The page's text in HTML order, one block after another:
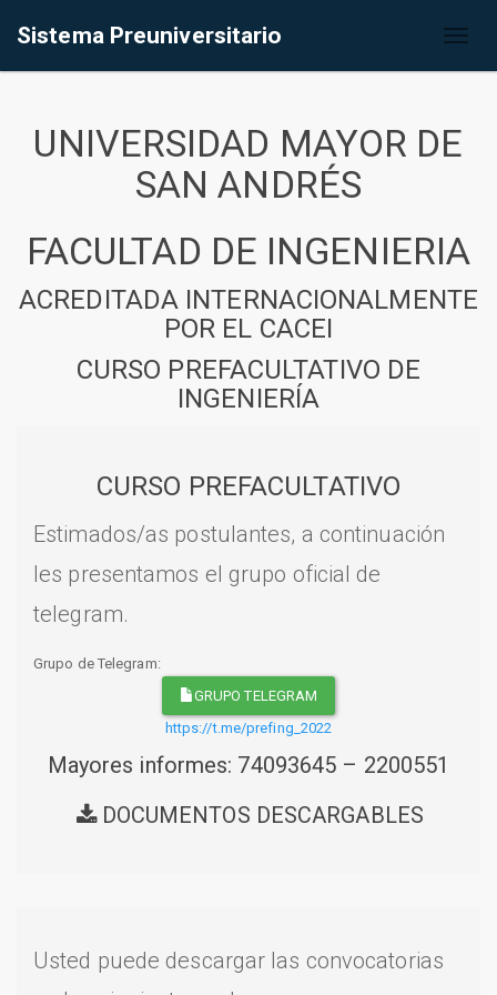
Sistema Preuniversitario
UNIVERSIDAD MAYOR DE
SAN ANDRÉS
FACULTAD DE INGENIERIA
ACREDITADA INTERNACIONALMENTE
POR EL CACEI
CURSO PREFACULTATIVO DE
INGENIERÍA
CURSO PREFACULTATIVO
Estimados/as postulantes, a continuación
les presentamos el grupo oficial de
telegram.
Grupo de Telegram:
GRUPO TELEGRAM
https://t.me/prefing_2022
Mayores informes: 74093645 – 2200551
DOCUMENTOS DESCARGABLES
Usted puede descargar las convocatorias